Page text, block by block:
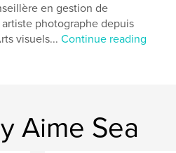
en gestion de
photographe depuis
visuels...Continue reading
Aime Sea